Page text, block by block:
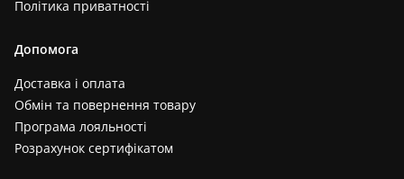
Політика приватності
Допомога
Доставка і оплата
Обмін та повернення товару
Програма лояльності
Розрахунок сертифікатом